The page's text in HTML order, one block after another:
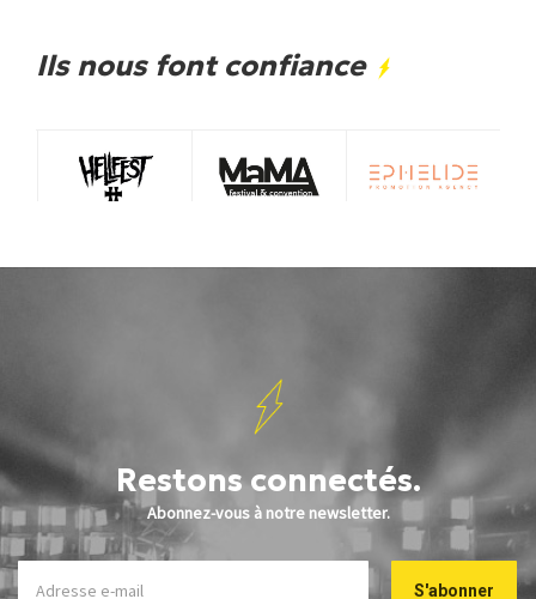
Ils nous font confiance
Restons connectés.
Abonnez-vous à notre newsletter.